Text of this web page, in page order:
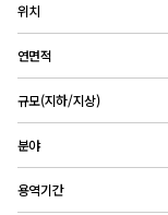
위치
연면적
규모(지하/지상)
분야
용역기간